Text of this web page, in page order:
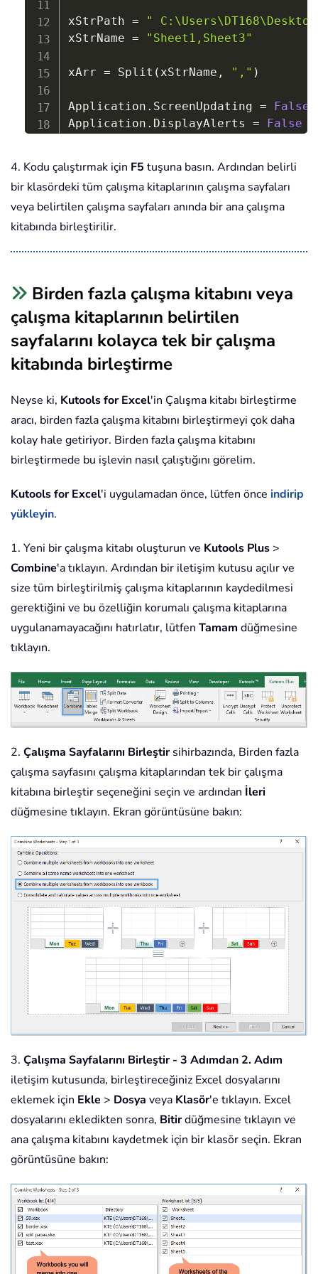
xStrPath =
"
xStrName = "Sheet1,Sheet3"
xArr = Split ( xStrName , "," )
Application . ScreenUpdating =
False
Application . DisplayAlerts =
False
Do
While Len(xStrFName) > 0
Workbooks.Open Filename:= xStrPath
xStrAWBName = ActiveWorkbook.
For Each
Set xMWS = xTWB.Sheets (xTWB.Sheets
xMWS. Name = xStrAWBName
For
End
If
Next
xI
Workbooks(xStrAWBName).Close
xStrFName
= Dir
)
Application.ScreenUpdating
Application.DisplayAlerts =
End Sub
4. Kodu çalıştırmak için F5 tuşuna basın. Ardından belirli
bir klasördeki tüm çalışma kitaplarının çalışma sayfaları
veya belirtilen çalışma sayfaları anında bir ana çalışma
kitabında birleştirilir.
Birden fazla çalışma kitabını veya
çalışma kitaplarının belirtilen
sayfalarını kolayca tek bir çalışma
kitabında birleştirme
Neyse ki, Kutools for Excel'in Çalışma kitabı birleştirme
aracı, birden fazla çalışma kitabını birleştirmeyi çok daha
kolay hale getiriyor. Birden fazla çalışma kitabını
birleştirmede bu işlevin nasıl çalıştığını görelim.
Kutools for Excel'i uygulamadan önce, lütfen önce indirip
yükleyin.
1. Yeni bir çalışma kitabı oluşturun ve Kutools Plus >
Combine'a tıklayın. Ardından bir iletişim kutusu açılır ve
size tüm birleştirilmiş çalışma kitaplarının kaydedilmesi
gerektiğini ve bu özelliğin korumalı çalışma kitaplarına
uygulanamayacağını hatırlatır, lütfen Tamam düğmesine
tıklayın.
2. Çalışma Sayfalarını Birleştirsihirbazında, Birden fazla
çalışma sayfasını çalışma kitaplarından tek bir çalışma
kitabına birleştir seçeneğini seçin ve ardından İleri
düğmesine tıklayın. Ekran görüntüsüne bakın:
3. Çalışma Sayfalarını Birleştir - 3 Adımdan 2. Adım
iletişim kutusunda, birleştireceğiniz Excel dosyalarını
eklemek için Ekle > Dosya veya Klasör'e tıklayın. Excel
dosyalarını ekledikten sonra, Bitirdüğmesine tıklayın ve
ana çalışma kitabını kaydetmek için bir klasör seçin. Ekran
görüntüsüne bakın: